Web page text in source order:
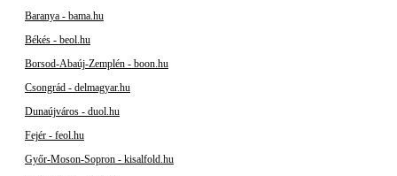
Baranya - bama.hu
Békés - beol.hu
Borsod-Abaúj-Zemplén - boon.hu
Csongrád - delmagyar.hu
Dunaújváros - duol.hu
Fejér - feol.hu
Győr-Moson-Sopron - kisalfold.hu